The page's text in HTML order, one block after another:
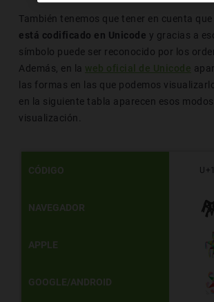
También tenemos que tener en cuenta que
está codificado en Unicode y gracias a
símbolo puede ser reconocido por los
Además, en la web oficial de Unicode
las formas en las que podemos
en la siguiente tabla aparecen esos
visualización.
CÓDIGO
NAVEGADOR
APPLE
GOOGLE/ANDROID